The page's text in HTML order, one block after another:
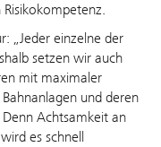
„Jeder einzelne der
setzen wir auch
mit maximaler
und deren
Achtsamkeit an
es schnell